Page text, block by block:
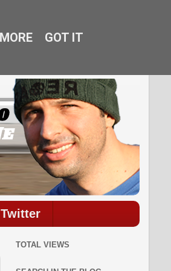
Twitter
TOTAL VIEWS
GOT IT